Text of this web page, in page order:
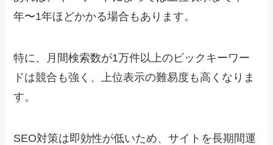
年〜1年ほどかかる場合もあります。
特に、月間検索数が1万件以上のビックキーワー
ドは競合も強く、上位表示の難易度も高くなりま
す。
SEO対策は即効性が低いため、サイトを長期間運